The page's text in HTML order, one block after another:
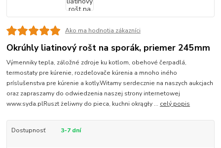
Ako ma hodnotia zákazníci
Okrúhly liatinový rošt na sporák, priemer 245mm
Výmenniky tepla, záložné zdroje ku kotlom, obehové čerpadlá,
termostaty pre kúrenie, rozdeľovače kúrenia a mnoho iného
príslušenstva pre kúrenie a kotly.Witamy serdecznie na naszych aukcjach
oraz zapraszamy do odwiedzenia naszej strony internetowej
www.syda.plRuszt żeliwny do pieca, kuchni okrągły ... celý popis
Dostupnosť 3-7 dní